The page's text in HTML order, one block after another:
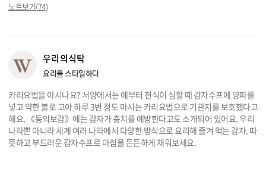
노트보기(74)
우리의식탁
요리를 스타일하다
카리요법을 아시나요? 서양에서는 예부터 천식이 심할 때 감자수프에 양파를
넣고 약한 불로 고아 하루 3번 정도 마시는 카리요법으로 기관지를 보호했다고
해요. 《동의보감》에는 감자가 충치를 예방한다고도 소개되어 있어요. 우리
나라뿐 아니라 세계 여러 나라에서 다양한 방식으로 요리해 즐겨 먹는 감자. 따
뜻하고 부드러운 감자수프로 아침을 든든하게 채워보세요.